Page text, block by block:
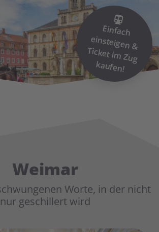
Einfach
einsteigen &
Ticket im
Zug
kaufen!
Weimar
Worte, in der nicht
nur geschillert wird